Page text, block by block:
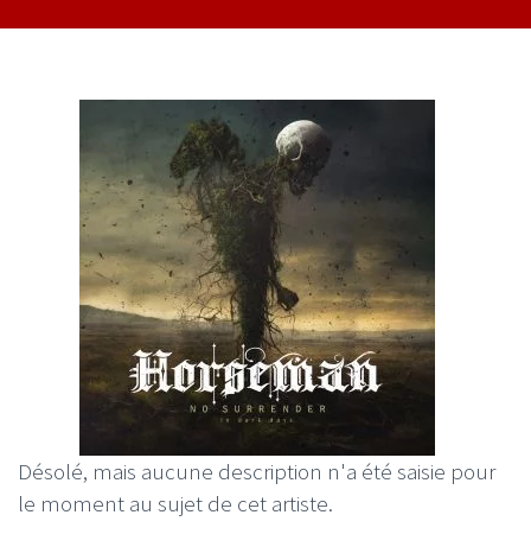
Désolé, mais aucune description n'a été saisie pour
le moment au sujet de cet artiste.